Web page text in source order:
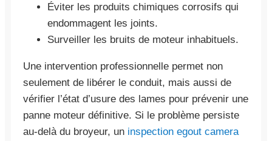
Éviter les produits chimiques corrosifs qui
endommagent les joints.
Surveiller les bruits de moteur inhabituels.
Une intervention professionnelle permet non
seulement de libérer le conduit, mais aussi de
vérifier l’état d’usure des lames pour prévenir une
panne moteur définitive. Si le problème persiste
au-delà du broyeur, un inspection egout camera